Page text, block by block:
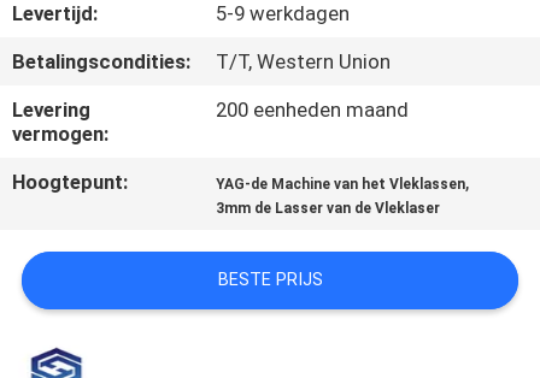
CONTACT
MET
EEN
OFFERTE
AANVRAGEN
Levertijd:
5-9 werkdagen
Betalingscondities:
T/T, Western Union
Levering
vermogen:
200 eenheden maand
Hoogtepunt: YAG-de Machine van het Vleklassen,
3mm de Lasser van de Vleklaser
BESTE PRIJS